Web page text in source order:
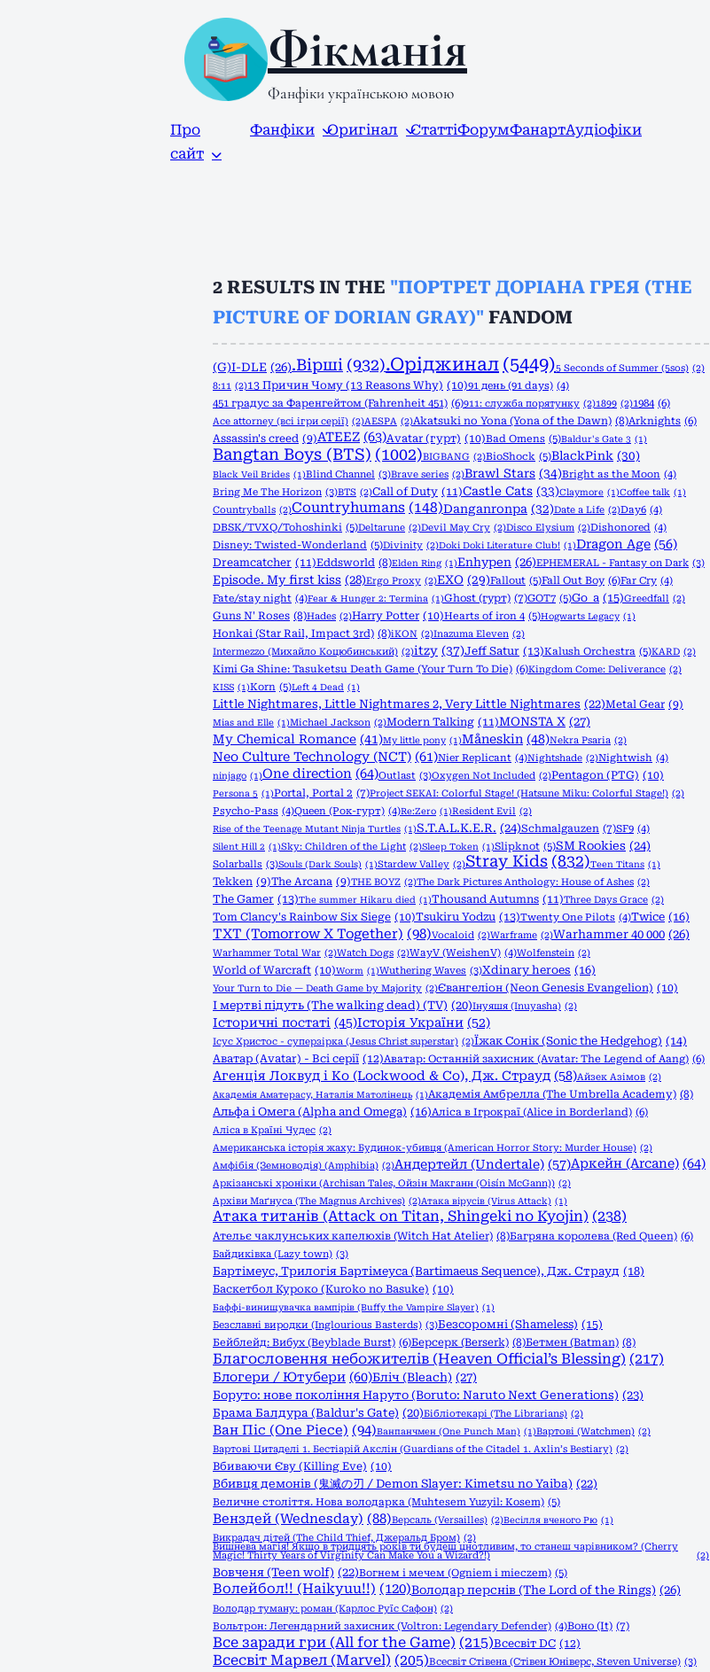
Фікманія
Фанфіки українською мовою
Про
сайт
Фанфіки Оригінал СтаттіФорумФанартАудіофіки
2 RESULTS IN THE "ПОРТРЕТ ДОРІАНА ГРЕЯ (THE
PICTURE OF DORIAN GRAY)" FANDOM
(G)I-DLE (26).Вірші (932).Оріджинал (5449)5 Seconds of Summer (5sos) (2)
8:11 (2)13 Причин Чому (13 Reasons Why) (10)91 день (91 days) (4)
451 градус за Фаренгейтом (Fahrenheit 451) (6)911: служба порятунку (2)1899 (2)1984 (6)
Ace attorney (всі ігри серії) (2)AESPA (2)Akatsuki no Yona (Yona of the Dawn) (8)Arknights (6)
Assassin's creed (9)ATEEZ (63)Avatar (гурт) (10)Bad Omens (5)Baldur's Gate 3 (1)
Bangtan Boys (BTS) (1002)BIGBANG (2)BioShock (5)BlackPink (30)
Black Veil Brides (1)Blind Channel (3)Brave series (2)Brawl Stars (34)Bright as the Moon (4)
Bring Me The Horizon (3)BTS (2)Call of Duty (11)Castle Cats (33)Claymore (1)Coffee talk (1)
Countryballs (2)Countryhumans (148)Danganronpa (32)Date a Life (2)Day6 (4)
DBSK/TVXQ/Tohoshinki (5)Deltarune (2)Devil May Cry (2)Disco Elysium (2)Dishonored (4)
Disney: Twisted-Wonderland (5)Divinity (2)Doki Doki Literature Club! (1)Dragon Age (56)
Dreamcatcher (11)Eddsworld (8)Elden Ring (1)Enhypen (26)EPHEMERAL - Fantasy on Dark (3)
Episode. My first kiss (28)Ergo Proxy (2)EXO (29)Fallout (5)Fall Out Boy (6)Far Cry (4)
Fate/stay night (4)Fear & Hunger 2: Termina (1)Ghost (гурт) (7)GOT7 (5)Go_a (15)Greedfall (2)
Guns N' Roses (8)Hades (2)Harry Potter (10)Hearts of iron 4 (5)Hogwarts Legacy (1)
Honkai (Star Rail, Impact 3rd) (8)iKON (2)Inazuma Eleven (2)
Intermezzo (Михайло Коцюбинський) (2)itzy (37)Jeff Satur (13)Kalush Orchestra (5)KARD (2)
Kimi Ga Shine: Tasuketsu Death Game (Your Turn To Die) (6)Kingdom Come: Deliverance (2)
KISS (1)Korn (5)Left 4 Dead (1)
Little Nightmares, Little Nightmares 2, Very Little Nightmares (22)Metal Gear (9)
Mias and Elle (1)Michael Jackson (2)Modern Talking (11)MONSTA X (27)
My Chemical Romance (41)My little pony (1)Måneskin (48)Nekra Psaria (2)
Neo Culture Technology (NCT) (61)Nier Replicant (4)Nightshade (2)Nightwish (4)
ninjago (1)One direction (64)Outlast (3)Oxygen Not Included (2)Pentagon (PTG) (10)
Persona 5 (1)Portal, Portal 2 (7)Project SEKAI: Colorful Stage! (Hatsune Miku: Colorful Stage!) (2)
Psycho-Pass (4)Queen (Рок-гурт) (4)Re:Zero (1)Resident Evil (2)
Rise of the Teenage Mutant Ninja Turtles (1)S.T.A.L.K.E.R. (24)Schmalgauzen (7)SF9 (4)
Silent Hill 2 (1)Sky: Children of the Light (2)Sleep Token (1)Slipknot (5)SM Rookies (24)
Solarballs (3)Souls (Dark Souls) (1)Stardew Valley (2)Stray Kids (832)Teen Titans (1)
Tekken (9)The Arcana (9)THE BOYZ (2)The Dark Pictures Anthology: House of Ashes (2)
The Gamer (13)The summer Hikaru died (1)Thousand Autumns (11)Three Days Grace (2)
Tom Clancy's Rainbow Six Siege (10)Tsukiru Yodzu (13)Twenty One Pilots (4)Twice (16)
TXT (Tomorrow X Together) (98)Vocaloid (2)Warframe (2)Warhammer 40 000 (26)
Warhammer Total War (2)Watch Dogs (2)WayV (WeishenV) (4)Wolfenstein (2)
World of Warcraft (10)Worm (1)Wuthering Waves (3)Xdinary heroes (16)
Your Turn to Die — Death Game by Majority (2)Євангеліон (Neon Genesis Evangelion) (10)
І мертві підуть (The walking dead) (TV) (20)Інуяшя (Inuyasha) (2)
Історичні постаті (45)Історія України (52)
Ісус Христос - суперзірка (Jesus Christ superstar) (2)Їжак Сонік (Sonic the Hedgehog) (14)
Аватар (Avatar) - Всі серії (12)Аватар: Останній захисник (Avatar: The Legend of Aang) (6)
Агенція Локвуд і Кo (Lockwood & Co), Дж. Страуд (58)Айзек Азімов (2)
Академія Аматерасу, Наталія Матолінець (1)Академія Амбрелла (The Umbrella Academy) (8)
Альфа і Омега (Alpha and Omega) (16)Аліса в Ігрокраї (Alice in Borderland) (6)
Аліса в Країні Чудес (2)
Американська історія жаху: Будинок-убивця (American Horror Story: Murder House) (2)
Амфібія (Земноводія) (Amphibia) (2)Андертейл (Undertale) (57)Аркейн (Arcane) (64)
Аркізанські хроніки (Archisan Tales, Ойзін Макганн (Oisín McGann)) (2)
Архіви Маґнуса (The Magnus Archives) (2)Атака вірусів (Virus Attack) (1)
Атака титанів (Attack on Titan, Shingeki no Kyojin) (238)
Ательє чаклунських капелюхів (Witch Hat Atelier) (8)Багряна королева (Red Queen) (6)
Байдиківка (Lazy town) (3)
Бартімеус, Трилогія Бартімеуса (Bartimaeus Sequence), Дж. Страуд (18)
Баскетбол Куроко (Kuroko no Basuke) (10)
Баффі-винищувачка вампірів (Buffy the Vampire Slayer) (1)
Безславні виродки (Inglourious Basterds) (3)Безсоромні (Shameless) (15)
Бейблейд: Вибух (Beyblade Burst) (6)Берсерк (Berserk) (8)Бетмен (Batman) (8)
Благословення небожителів (Heaven Official’s Blessing) (217)
Блогери / Ютубери (60)Бліч (Bleach) (27)
Боруто: нове покоління Наруто (Boruto: Naruto Next Generations) (23)
Брама Балдура (Baldur's Gate) (20)Бібліотекарі (The Librarians) (2)
Ван Піс (One Piece) (94)Ванпанчмен (One Punch Man) (1)Вартові (Watchmen) (2)
Вартові Цитаделі 1. Бестіарій Акслін (Guardians of the Citadel 1. Axlin’s Bestiary) (2)
Вбиваючи Єву (Killing Eve) (10)
Вбивця демонів (鬼滅の刃 / Demon Slayer: Kimetsu no Yaiba) (22)
Величне століття. Нова володарка (Muhtesem Yuzyil: Kosem) (5)
Венздей (Wednesday) (88)Версаль (Versailles) (2)Весілля вченого Рю (1)
Викрадач дітей (The Child Thief, Джеральд Бром) (2)
Вишнева магія! Якщо в тридцять років ти будеш цнотливим, то станеш чарівником? (Cherry
Magic! Thirty Years of Virginity Can Make You a Wizard?!) (2)
Вовченя (Teen wolf) (22)Вогнем і мечем (Ogniem i mieczem) (5)
Волейбол!! (Haikyuu!!) (120)Володар перснів (The Lord of the Rings) (26)
Володар туману: роман (Карлос Руїс Сафон) (2)
Вольтрон: Легендарний захисник (Voltron: Legendary Defender) (4)Воно (It) (7)
Все заради гри (All for the Game) (215)Всесвіт DC (12)
Всесвіт Марвел (Marvel) (205)Всесвіт Стівена (Стівен Юніверс, Steven Universe) (3)